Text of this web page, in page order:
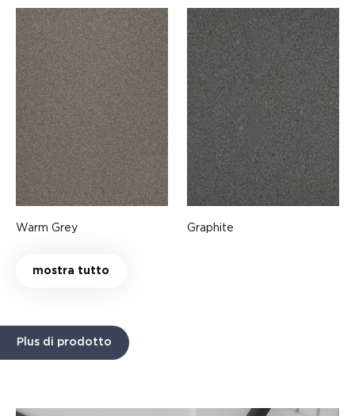
Warm Grey Graphite
mostra tutto
Plus di prodotto